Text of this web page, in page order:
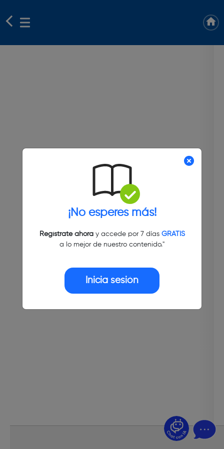
¡No esperes más!
Regístrate ahoray accede por 7 días GRATIS
a lo mejor de nuestro contenido."
Inicia sesión